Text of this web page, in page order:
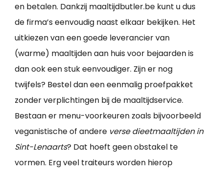
en betalen. Dankzij maaltijdbutler.be kunt u dus
de firma’s eenvoudig naast elkaar bekijken. Het
uitkiezen van een goede leverancier van
(warme) maaltijden aan huis voor bejaarden is
dan ook een stuk eenvoudiger. Zijn er nog
twijfels? Bestel dan een eenmalig proefpakket
zonder verplichtingen bij de maaltijdservice.
Bestaan er menu-voorkeuren zoals bijvoorbeeld
veganistische of andere verse dieetmaaltijden in
Sint-Lenaarts? Dat hoeft geen obstakel te
vormen. Erg veel traiteurs worden hierop